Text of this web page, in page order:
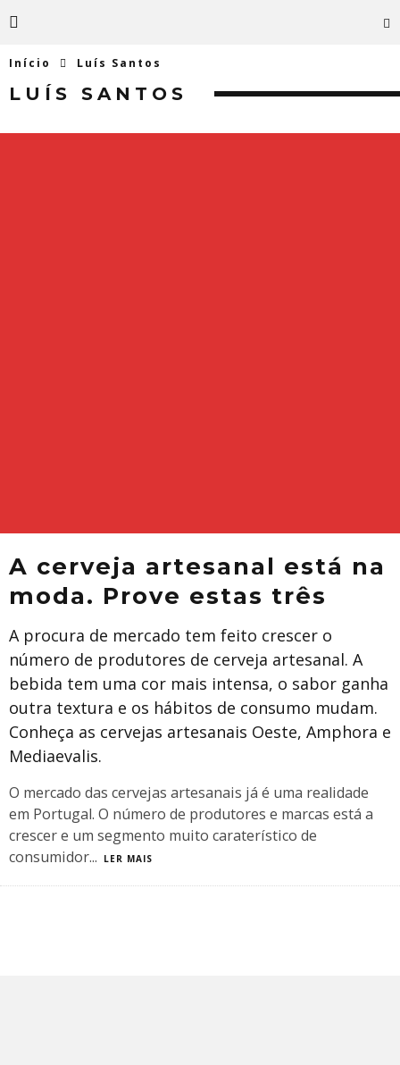
Início Luís Santos
LUÍS SANTOS
A cerveja artesanal está na
moda. Prove estas três
A procura de mercado tem feito crescer o
número de produtores de cerveja artesanal. A
bebida tem uma cor mais intensa, o sabor ganha
outra textura e os hábitos de consumo mudam.
Conheça as cervejas artesanais Oeste, Amphora e
Mediaevalis.
O mercado das cervejas artesanais já é uma realidade
em Portugal. O número de produtores e marcas está a
crescer e um segmento muito caraterístico de
consumidor... LER MAIS